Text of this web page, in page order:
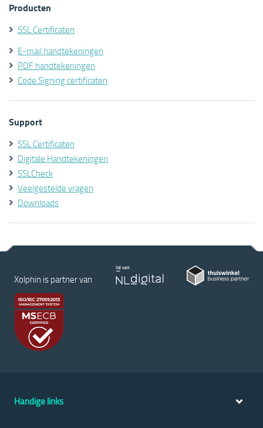
Producten
SSL Certificaten
E-mail handtekeningen
PDF handtekeningen
Code Signing certificaten
Support
SSL Certificaten
Digitale Handtekeningen
SSLCheck
Veelgestelde vragen
Downloads
Xolphin is partner van
Handige links